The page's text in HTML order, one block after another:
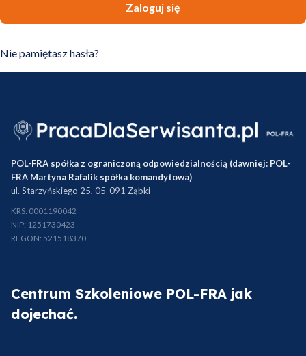
Zaloguj się
Nie pamiętasz hasła?
POL-FRA spółka z ograniczoną odpowiedzialnością (dawniej: POL-
FRA Martyna Rafalik spółka komandytowa)
ul. Starzyńskiego 25, 05-091 Ząbki
KRS: 0001190042
NIP: 1251730423
REGON: 521518370
Centrum Szkoleniowe POL-FRA jak
dojechać.